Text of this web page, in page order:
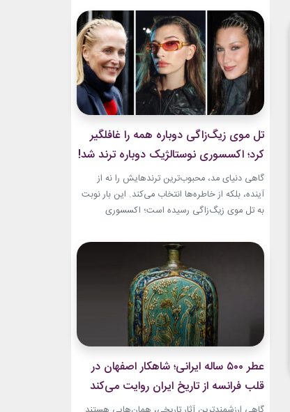
مینیمال، جین روشن می‌تواند پایه یک ظاهر شیک و
امروزی باشد. کافی است رنگ همراه آن را درست
انتخاب...
تل موی زیگ‌زاگی دوباره همه را غافلگیر
کرد؛ اکسسوری نوستالژیک دوباره ترند شد!
گاهی دنیای مد، محبوب‌ترین ترندهایش را نه از
آینده، بلکه از خاطره‌ها انتخاب می‌کند. این بار نوبت
به تل موی زیگ‌زاگی رسیده است؛ اکسسوری‌
اوایل دهه ۲۰۰۰ به یاد دارند و حالا با ظاهری آشنا اما
جایگاهی تازه، دوباره به مرکز توجه برگشته است....
عطر ۵۰۰ ساله ایرانی؛ شاهکار اصفهان در
قلب فرانسه از تاریخ ایران روایت می‌کند